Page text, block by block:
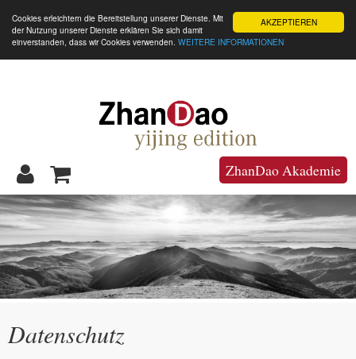
AKZEPTIEREN
Cookies erleichtern die Bereitstellung unserer Dienste. Mit
der Nutzung unserer Dienste erklären Sie sich damit
einverstanden, dass wir Cookies verwenden. WEITERE INFORMATIONEN
☰
ZhanDao Akademie
Datenschutz